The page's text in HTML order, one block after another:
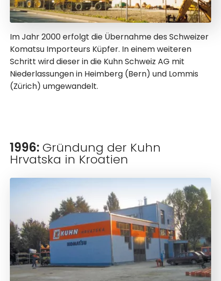
Im Jahr 2000 erfolgt die Übernahme des Schweizer
Komatsu Importeurs Küpfer. In einem weiteren
Schritt wird dieser in die Kuhn Schweiz AG mit
Niederlassungen in Heimberg (Bern) und Lommis
(Zürich) umgewandelt.
1996: Gründung der Kuhn
Hrvatska in Kroatien